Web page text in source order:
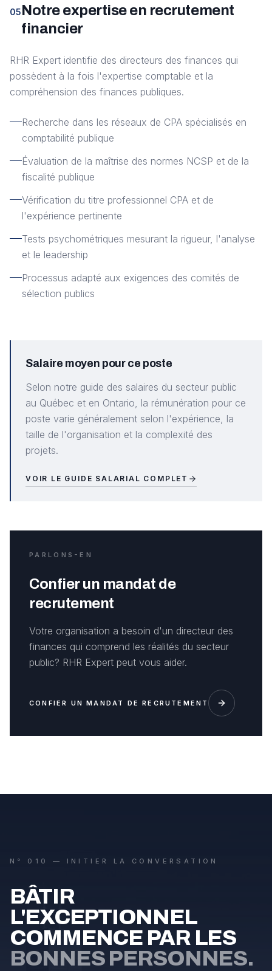
05Notre expertise en recrutement
financier
RHR Expert identifie des directeurs des finances qui
possèdent à la fois l'expertise comptable et la
compréhension des finances publiques.
Recherche dans les réseaux de CPA spécialisés en
comptabilité publique
Évaluation de la maîtrise des normes NCSP et de la
fiscalité publique
Vérification du titre professionnel CPA et de
l'expérience pertinente
Tests psychométriques mesurant la rigueur, l'analyse
et le leadership
Processus adapté aux exigences des comités de
sélection publics
Salaire moyen pour ce poste
Selon notre guide des salaires du secteur public
au Québec et en Ontario, la rémunération pour ce
poste varie généralement selon l'expérience, la
taille de l'organisation et la complexité des
projets.
VOIR LE GUIDE SALARIAL COMPLET
PARLONS-EN
Confier un mandat de
recrutement
Votre organisation a besoin d'un directeur des
finances qui comprend les réalités du secteur
public? RHR Expert peut vous aider.
CONFIER UN MANDAT DE RECRUTEMENT
N° 010 — INITIER LA CONVERSATION
BÂTIR
L'EXCEPTIONNEL
COMMENCE PAR LES
BONNES PERSONNES.